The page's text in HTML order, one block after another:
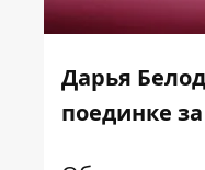
Дарья
поединке